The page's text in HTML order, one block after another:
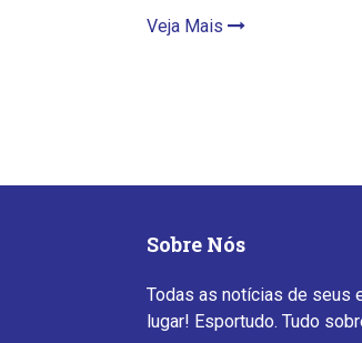
Veja Mais
Sobre Nós
Todas as notícias de seus
lugar! Esportudo. Tudo